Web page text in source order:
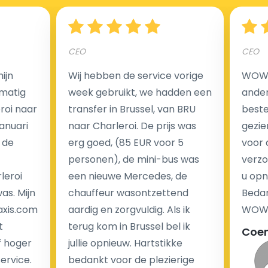
Heeft u online betaald en wilt u uw chauffeur toch een
compliment geven, maar heeft u geen contant geld?
creditcards. Geen probleem! U kunt ons erg blij
maken door uw feedback achter te laten en we zullen
ervoor zorgen dat uw chauffeur het ontvangt.
Hoeveel kost een luchthaventaxi?
Taxi's met een taximeter zijn meestal veel duurder
omdat ze verschillende kosten in rekening brengen,
zoals een ophaaltarief dat 's nachts duurder is, een
prijs per kilometer en waarschijnlijk ook een
wachttarief.We bieden taxidiensten aan tegen vaste
prijzen vanaf 37 euro per rit zonder verborgen kosten!
naar
Mijn
hoger
CEO
Wij hebben de service vorige
week gebruikt, we hadden een
transfer in Brussel, van BRU
naar Charleroi. De prijs was
erg goed, (85 EUR voor 5
personen), de mini-bus was
een nieuwe Mercedes, de
chauffeur wasontzettend
aardig en zorgvuldig. Als ik
terug kom in Brussel bel ik
jullie opnieuw. Hartstikke
bedankt voor de plezierige
CEO
voor
u